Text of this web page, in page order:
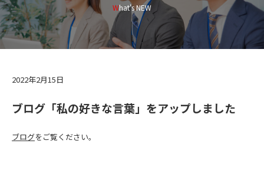
What's NEW
2022年2月15日
ブログ「私の好きな言葉」をアップしました
ブログをご覧ください。